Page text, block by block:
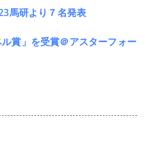
馬研より７名発表
賞」を受賞＠アスターフォー